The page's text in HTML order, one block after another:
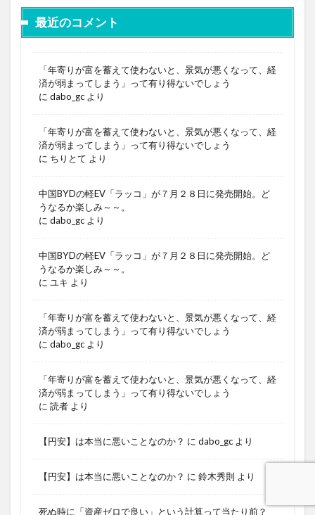
最近のコメント
「年寄りが富を蓄えて使わないと、景気が悪くなって、経
済が弱まってしまう」って有り得ないでしょう
に dabo_gc より
「年寄りが富を蓄えて使わないと、景気が悪くなって、経
済が弱まってしまう」って有り得ないでしょう
に ちりとて より
中国BYDの軽EV「ラッコ」が７月２８日に発売開始。ど
うなるか楽しみ～～。
に dabo_gc より
中国BYDの軽EV「ラッコ」が７月２８日に発売開始。ど
うなるか楽しみ～～。
に ユキ より
「年寄りが富を蓄えて使わないと、景気が悪くなって、経
済が弱まってしまう」って有り得ないでしょう
に dabo_gc より
「年寄りが富を蓄えて使わないと、景気が悪くなって、経
済が弱まってしまう」って有り得ないでしょう
に 読者 より
【円安】は本当に悪いことなのか？ に dabo_gc より
【円安】は本当に悪いことなのか？ に 鈴木秀則 より
死ぬ時に「資産ゼロで良い」という計算って当たり前？